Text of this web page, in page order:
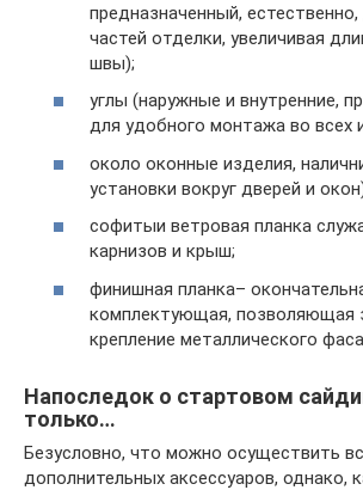
предназначенный,
частей отделки, увеличивая
швы);
углы (наружные и внутренние,
для удобного монтажа во всех
около оконные изделия,
установки вокруг дверей и
софитыи ветровая планка
карнизов и крыш;
финишная планка–
комплектующая, позволяющая
крепление металлического
Напоследок о стартовом
только…
Безусловно, что можно осуществить
дополнительных аксессуаров, однако,